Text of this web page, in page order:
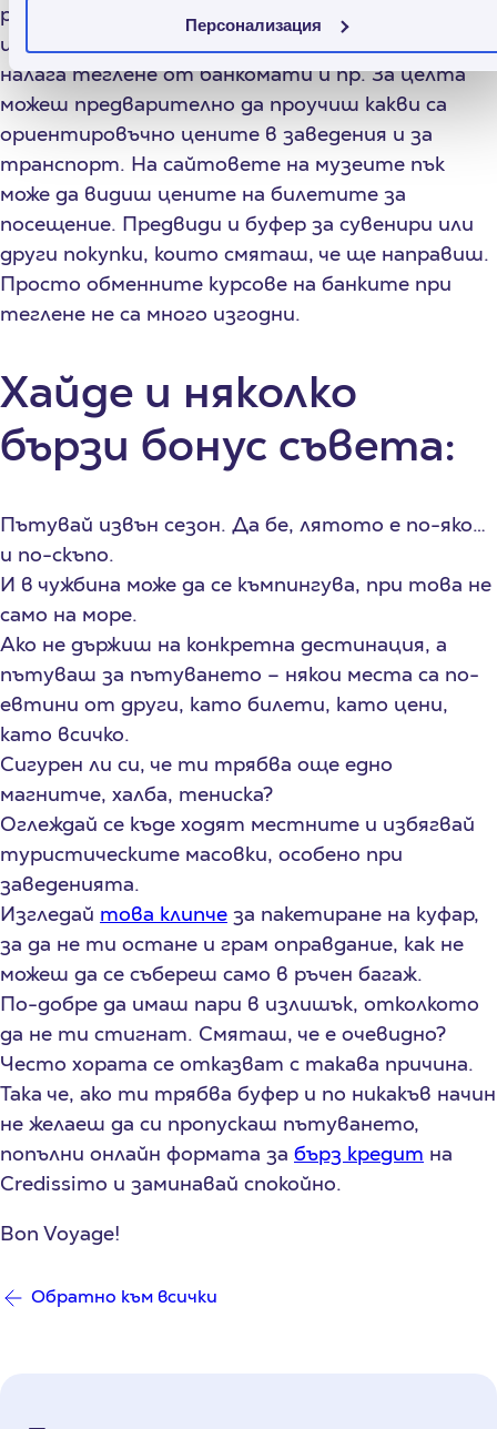
Персонализация
разходите си на място максимално добре и да
имаш достатъчно пари в брой, за да не ти се
налага теглене от банкомати и пр. За целта
можеш предварително да проучиш какви са
ориентировъчно цените в заведения и за
транспорт. На сайтовете на музеите пък
може да видиш цените на билетите за
посещение. Предвиди и буфер за сувенири или
други покупки, които смяташ, че ще направиш.
Просто обменните курсове на банките при
теглене не са много изгодни.
Хайде и няколко
бързи бонус съвета:
Пътувай извън сезон. Да бе, лятото е по-яко…
и по-скъпо.
И в чужбина може да се къмпингува, при това не
само на море.
Ако не държиш на конкретна дестинация, а
пътуваш за пътуването – някои места са по-
евтини от други, като билети, като цени,
като всичко.
Сигурен ли си, че ти трябва още едно
магнитче, халба, тениска?
Оглеждай се къде ходят местните и избягвай
туристическите масовки, особено при
заведенията.
Изгледай това клипче за пакетиране на куфар,
за да не ти остане и грам оправдание, как не
можеш да се събереш само в ръчен багаж.
По-добре да имаш пари в излишък, отколкото
да не ти стигнат. Смяташ, че е очевидно?
Често хората се отказват с такава причина.
Така че, ако ти трябва буфер и по никакъв начин
не желаеш да си пропускаш пътуването,
попълни онлайн формата за бърз кредит на
Credissimo и заминавай спокойно.
Bon Voyage!
Обратно към всички